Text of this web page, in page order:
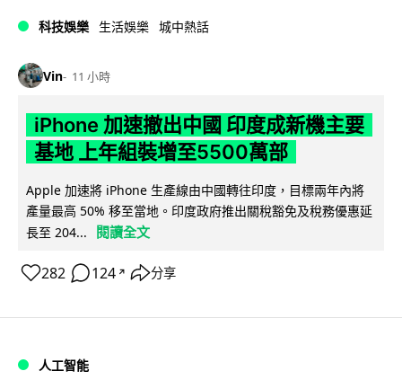
科技娛樂 生活娛樂 城中熱話
Vin 11 小時
iPhone 加速撤出中國 印度成新機主要
基地 上年組裝增至5500萬部
Apple 加速將 iPhone 生產線由中國轉往印度，目標兩年內將
產量最高 50% 移至當地。印度政府推出關稅豁免及稅務優惠延
長至 204...
閱讀全文
282 124 ↗ 分享
人工智能